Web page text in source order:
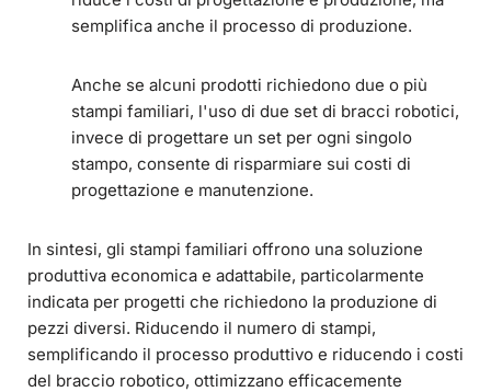
semplifica anche il processo di produzione.
Anche se alcuni prodotti richiedono due o più
stampi familiari, l'uso di due set di bracci robotici,
invece di progettare un set per ogni singolo
stampo, consente di risparmiare sui costi di
progettazione e manutenzione.
In sintesi, gli stampi familiari offrono una soluzione
produttiva economica e adattabile, particolarmente
indicata per progetti che richiedono la produzione di
pezzi diversi. Riducendo il numero di stampi,
semplificando il processo produttivo e riducendo i costi
del braccio robotico, ottimizzano efficacemente